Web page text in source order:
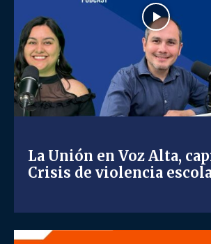
La Unión en Voz Alta,
Crisis de violencia